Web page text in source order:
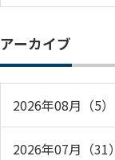
アーカイブ
2026年08月（5）
2026年07月（31）